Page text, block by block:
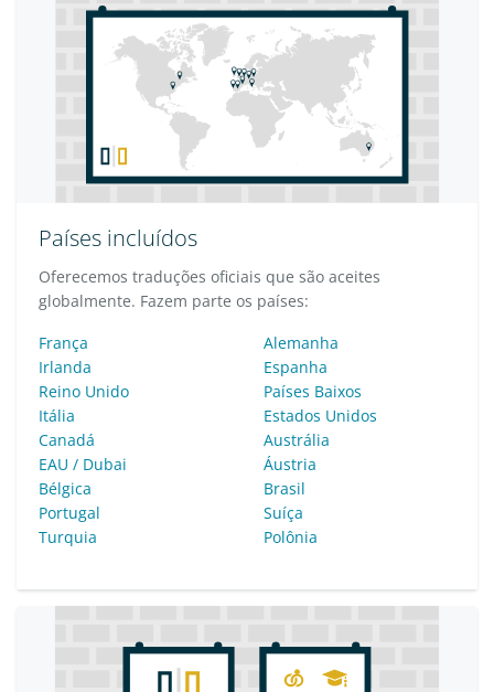
Países incluídos
Oferecemos traduções oficiais que são aceites
globalmente. Fazem parte os países:
França
Alemanha
Irlanda
Espanha
Reino Unido
Países Baixos
Itália
Estados Unidos
Canadá
Austrália
EAU / Dubai
Áustria
Bélgica
Brasil
Portugal
Suíça
Turquia
Polônia